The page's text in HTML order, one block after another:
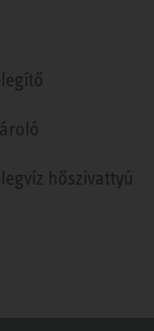
hőszivattyú